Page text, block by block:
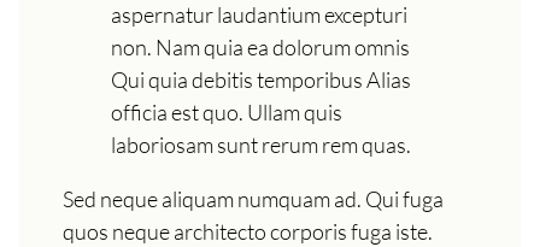
aspernatur laudantium excepturi
non. Nam quia ea dolorum omnis
Qui quia debitis temporibus Alias
officia est quo. Ullam quis
laboriosam sunt rerum rem quas.
Sed neque aliquam numquam ad. Qui fuga
quos neque architecto corporis fuga iste.